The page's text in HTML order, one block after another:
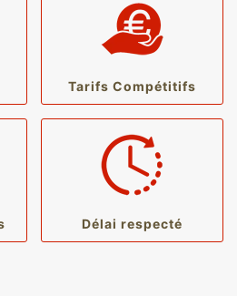
Tarifs Compétitifs
Délai respecté